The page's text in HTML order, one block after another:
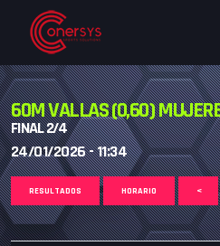
60M VALLAS (0,60)
FINAL 2/4
24/01/2026 - 11:34
RESULTADOS HORARIO <